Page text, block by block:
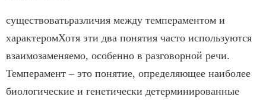
существоватьразличия между темпераментом и
характеромХотя эти два понятия часто используются
взаимозаменяемо, особенно в разговорной речи.
Темперамент – это понятие, определяющее наиболее
биологические и генетически детерминированные